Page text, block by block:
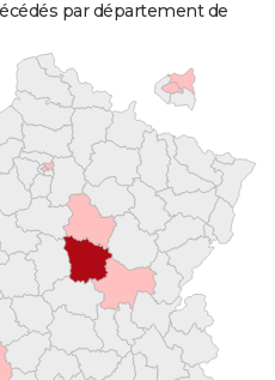
par département de